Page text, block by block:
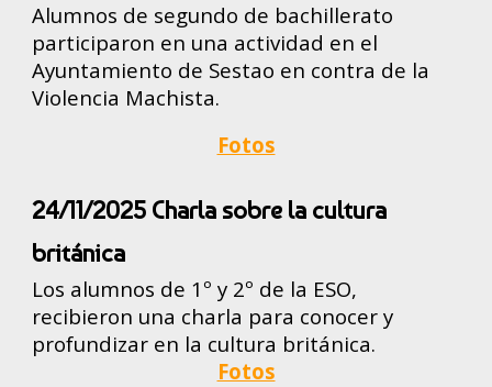
Alumnos de segundo de bachillerato
participaron en una actividad en el
Ayuntamiento de Sestao en contra de la
Violencia Machista.
Fotos
24/11/2025 Charla sobre la cultura
británica
Los alumnos de 1º y 2º de la ESO,
recibieron una charla para conocer y
profundizar en la cultura británica.
Fotos